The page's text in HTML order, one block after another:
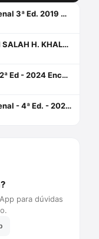
Ambição De Verdade No Processo Penal 3ª Ed. 2019 Capa comum 9 agosto 2019
#22 CRIMINOLOGIA CULTURAL COM SALAH H. KHALED JR.
Ação, Jurisdição e Processo Penal - 2ª Ed - 2024 Encadernação de livro didático 27 fevereiro 2024
Ambição De Verdade No Processo Penal - 4ª Ed. - 2020 Capa comum 24 junho 2020
para dúvidas